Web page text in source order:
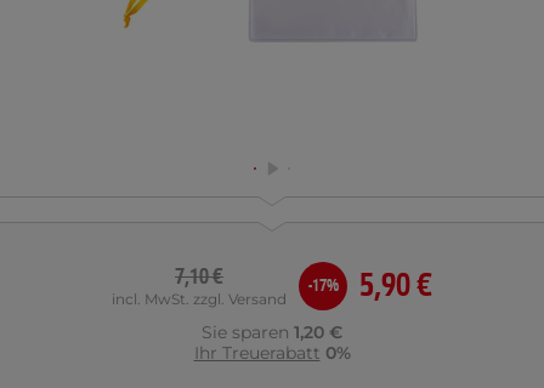
5,90 €
7,10 €
incl. MwSt. zzgl. Versand
-17%
Sie sparen 1,20 €
Ihr Treuerabatt 0%